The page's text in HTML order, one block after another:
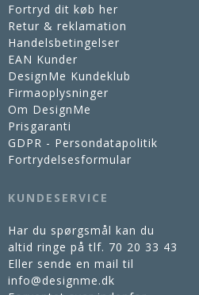
Fortryd dit køb her
Retur & reklamation
Handelsbetingelser
EAN Kunder
DesignMe Kundeklub
Firmaoplysninger
Om DesignMe
Prisgaranti
GDPR - Persondatapolitik
Fortrydelsesformular
KUNDESERVICE
Har du spørgsmål kan du
altid ringe på tlf. 70 20 33 43
Eller sende en mail til
info@designme.dk